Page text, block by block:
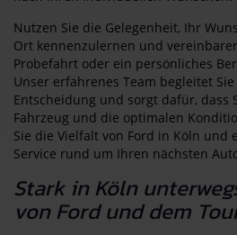
Nutzen Sie die Gelegenheit, Ihr
Ort kennenzulernen und
Probefahrt oder ein persönliches
Unser erfahrenes Team begleitet
Entscheidung und sorgt dafür, dass
Fahrzeug und die optimalen
Sie die Vielfalt von Ford in Köln und
Service rund um Ihren nächsten
Stark in Köln
von Ford und dem